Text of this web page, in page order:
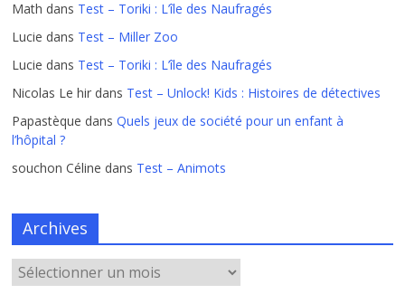
Math dans Test – Toriki : L’île des Naufragés
Lucie dans Test – Miller Zoo
Lucie dans Test – Toriki : L’île des Naufragés
Nicolas Le hir dans Test – Unlock! Kids : Histoires de détectives
Papastèque dansQuels jeux de société pour un enfant à
l’hôpital ?
souchon Céline dans Test – Animots
Archives